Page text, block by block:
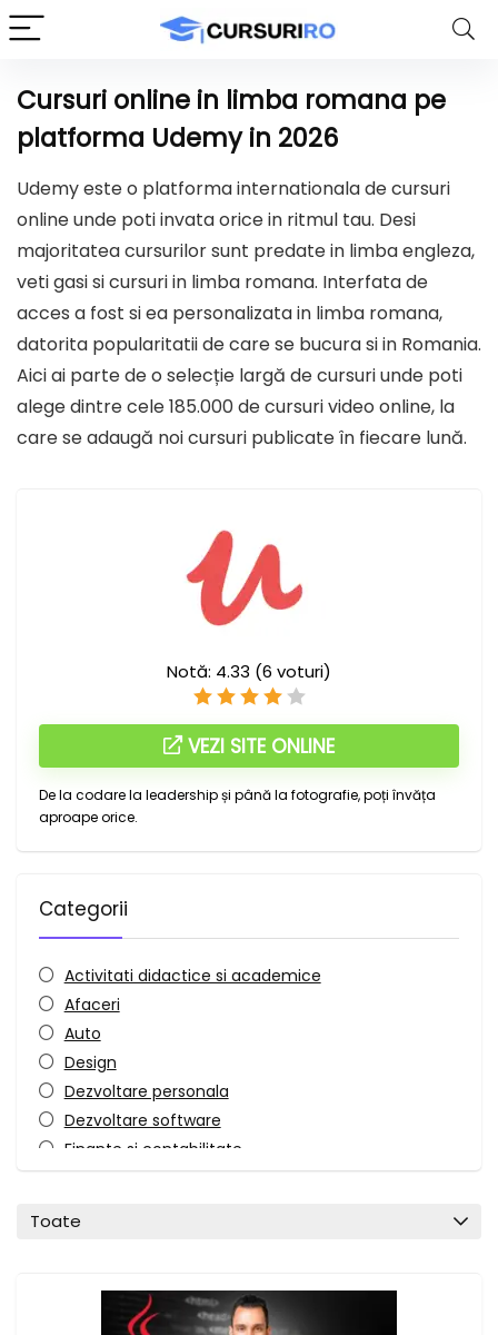
Cursuri online in limba romana pe
platforma Udemy in 2026
Udemy este o platforma internationala de cursuri
online unde poti invata orice in ritmul tau. Desi
majoritatea cursurilor sunt predate in limba engleza,
veti gasi si cursuri in limba romana. Interfata de
acces a fost si ea personalizata in limba romana,
datorita popularitatii de care se bucura si in Romania.
Aici ai parte de o selecție largă de cursuri unde poti
alege dintre cele 185.000 de cursuri video online, la
care se adaugă noi cursuri publicate în fiecare lună.
Notă: 4.33 (6 voturi)
VEZI SITE ONLINE
De la codare la leadership și până la fotografie, poți învăța
aproape orice.
Categorii
Activitati didactice si academice
Afaceri
Auto
Design
Dezvoltare personala
Dezvoltare software
Finante si contabilitate
Fotografie si video
Sanatate si fitness
Stil de viata
Toate